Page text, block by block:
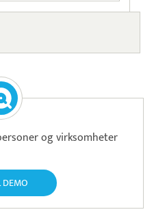
og virksomheter
DEMO